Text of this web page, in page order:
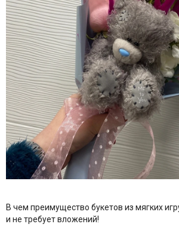
В чем преимущество букетов из мягких
и не требует вложений!